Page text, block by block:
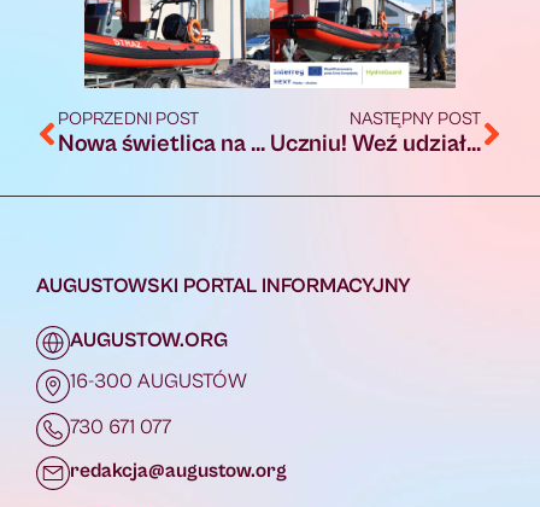
POPRZEDNI POST
Nowa świetlica na osiedlu Przylesie w Augustowie
NASTĘPNY POST
Uczniu! Weź udział w VII edycji konkursu „Gotuj z klasą”
AUGUSTOWSKI PORTAL INFORMACYJNY
AUGUSTOW.ORG
16-300 AUGUSTÓW
730 671 077
redakcja@augustow.org